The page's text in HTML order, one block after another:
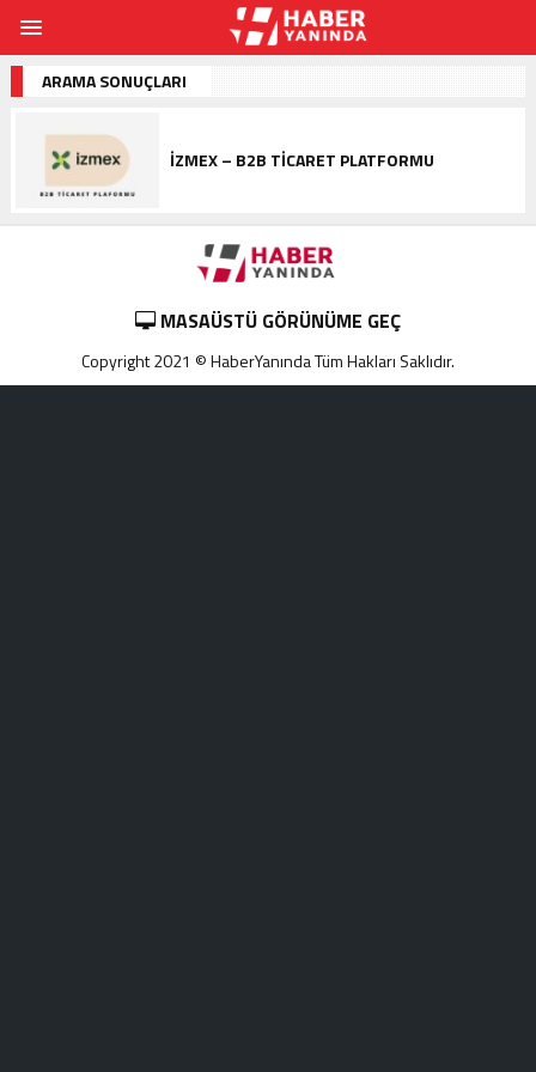
ARAMA SONUÇLARI
İZMEX – B2B TICARET PLATFORMU
MASAÜSTÜ GÖRÜNÜME GEÇ
Copyright 2021 © HaberYanında Tüm Hakları Saklıdır.